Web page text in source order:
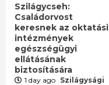
Szilágycseh:
Családorvost
keresnek az oktatási
intézmények
egészségügyi
ellátásának
biztosítására
1 day ago Szilágysági